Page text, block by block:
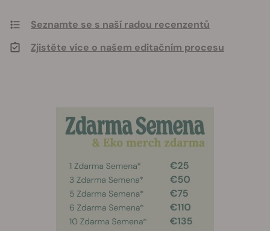
Seznamte se s naší radou recenzentů
Zjistěte více o našem editačním procesu